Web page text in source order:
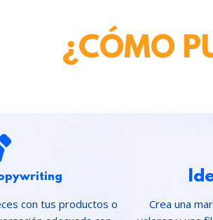
¿CÓMO
con tus productos o
Crea una